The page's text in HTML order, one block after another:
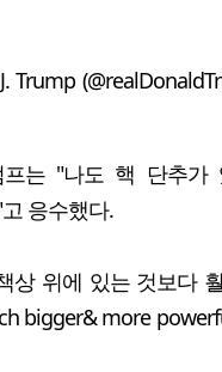
Trump
프는 "나도 핵 단추
응수했다.
상 위에 있는 것보다
bigger& more